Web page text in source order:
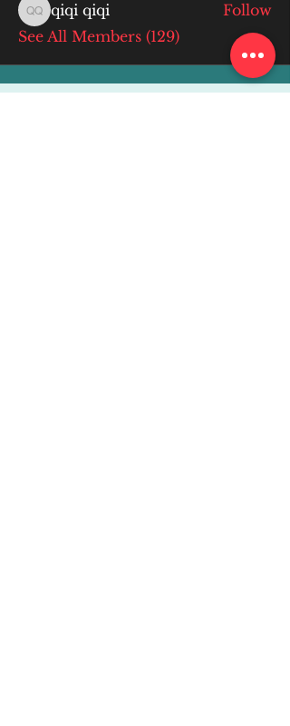
qiqi qiqi
qiqi qiqi
Follow
See All Members (129)